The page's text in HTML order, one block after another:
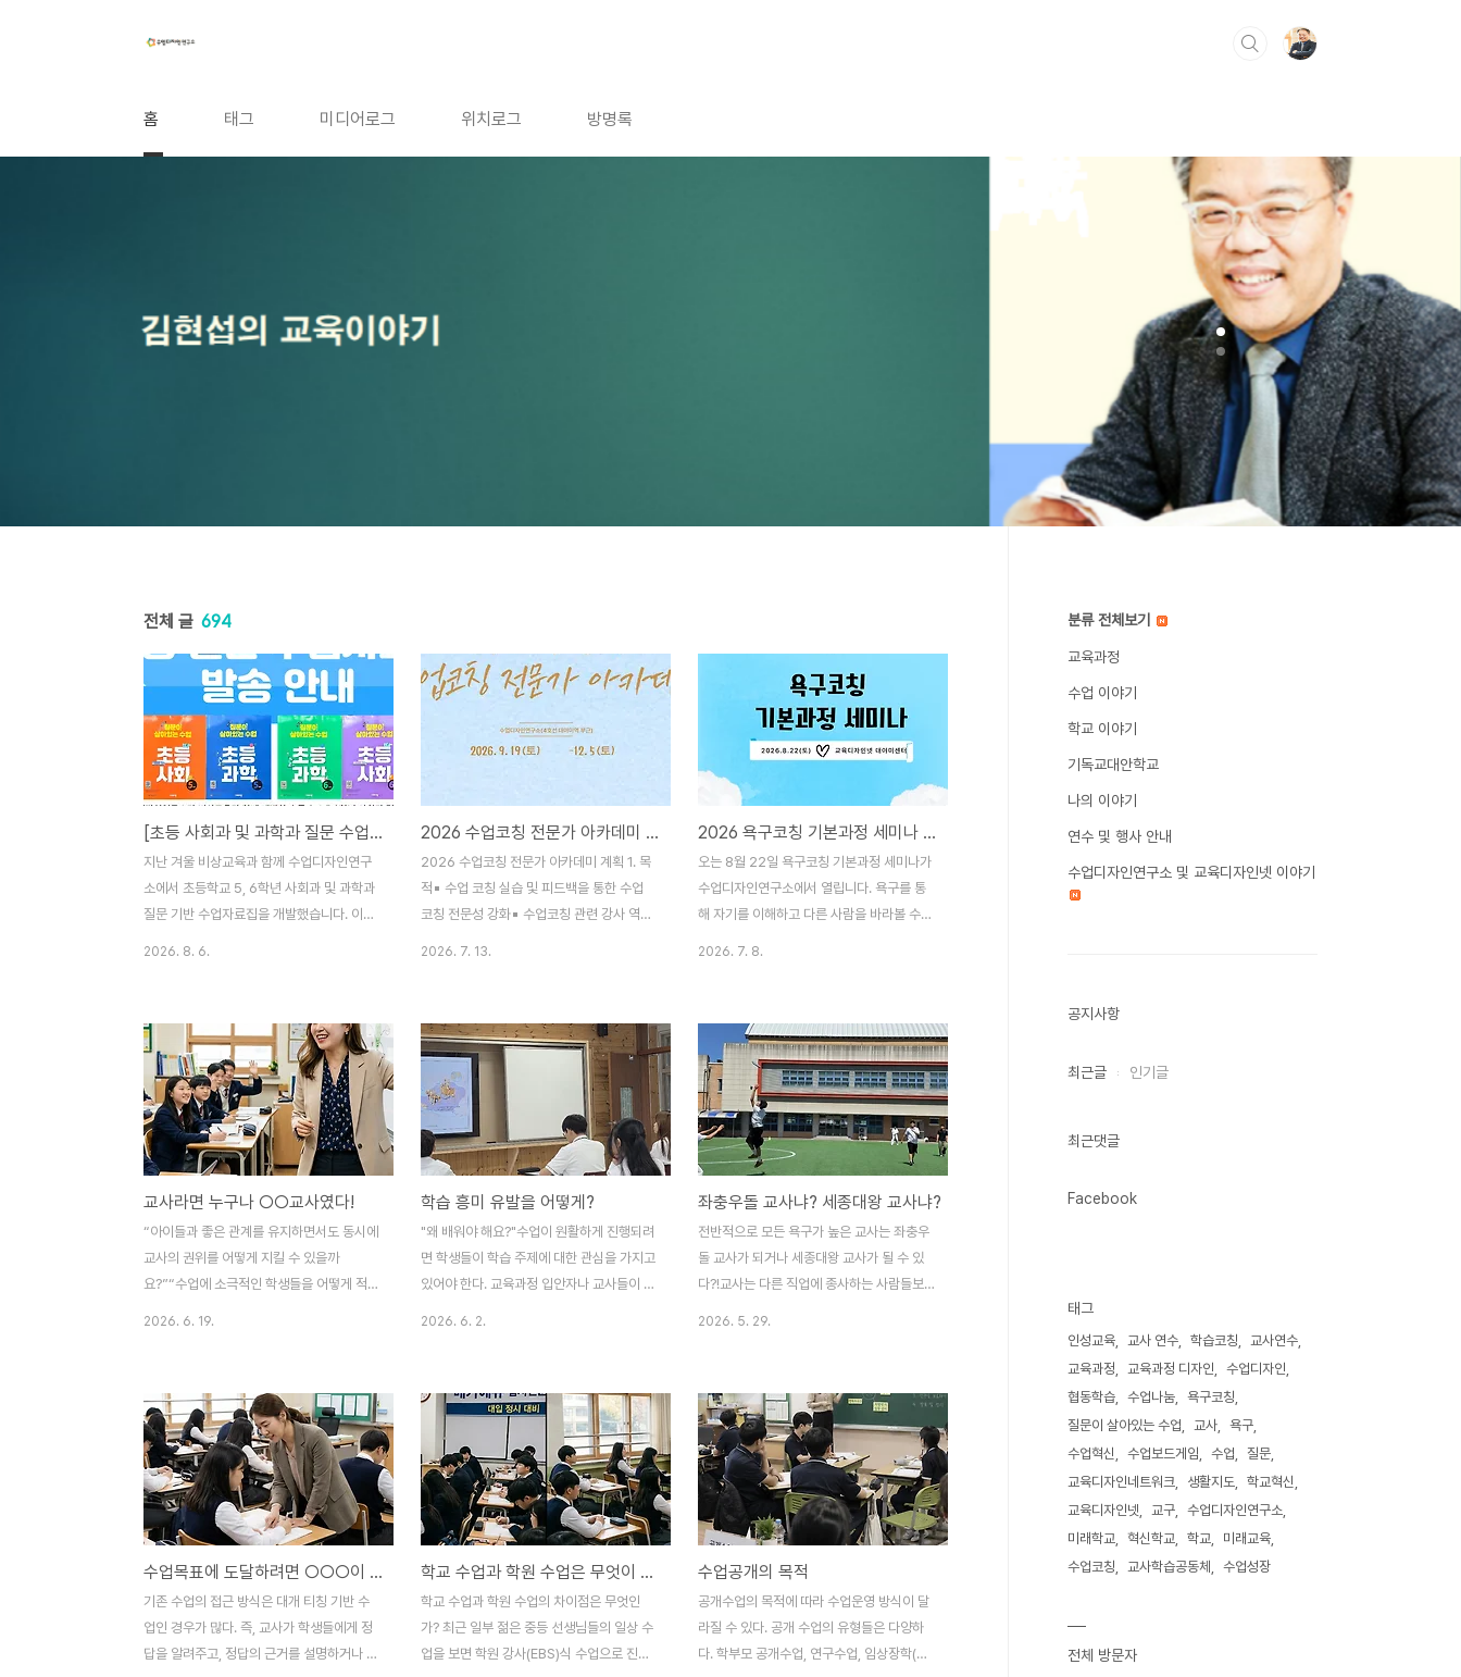
홈 태그 미디어로그 위치로그 방명록
전체 글 694
[초등 사회과 및 과학과 질문 수업자료집 출간 기념 발송 이벤트]
지난 겨울 비상교육과 함께 수업디자인연구
소에서 초등학교 5, 6학년 사회과 및 과학과
질문 기반 수업자료집을 개발했습니다. 이를
료집은 비매품으로 무료이지만, 택배비는 미
리 선입금하셔야 합니다. 자료 pdf 파일은 비
상교육 비바샘 홈피에서 다운받아 활용하실
수 있습니다. ​◾ 기간 : 2026년 9월 31일까
지◾ 택배비 : 2권 이하 5천원, 3권 이상 6천
원(자료집 무료)◾ 전화 문의 : 031-502-
1359 변미정 실장님◾ 계좌번호 : 농협 351-
0912-2400-63 김성경(수업디자인연구
소)◾신청 링크 : https://fo..
2026. 8. 6.
2026 수업코칭 전문가 아카데미 개최 안내
2026 수업코칭 전문가 아카데미 계획 1. 목
적▪ 수업 코칭 실습 및 피드백을 통한 수업
코칭 전문성 강화▪ 수업코칭 관련 강사 역량
상▪ 수업코치 양성 및 수업디자이너 기본과
정 아카데미 수료한 사람 ▪ 2급 수업코치 자
격증 소지자 5. 참가비▪ 40만원 (식사비 포
함)▪ 수업디자인연구소 정회원(월 1만원)의
경우, 25만원(동시에 연구소 정회원 신규 가
입하는 경우도 할인 가능함) 6. 진행 방식▪
수업코칭 및 수업 디자인 활동 실습▪ 수업코
칭 관련 강사 교육 활동 7. 참가 신청 및 문의
▪ 참가..
2026. 7. 13.
2026 욕구코칭 기본과정 세미나 개최 안내(8/22)
오는 8월 22일 욕구코칭 기본과정 세미나가
수업디자인연구소에서 열립니다. 욕구를 통
해 자기를 이해하고 다른 사람을 바라볼 수
usp=header 2026 욕구코칭 기초과정 세
미나 참가신청서욕구코칭연구소 및 수업디자
인연구소 공동 주관 욕구 코칭 세미나 신청서
-일시 및 장소 : 2026. 8.22(토) 교육디자인
네트워크 대야미센터(4호선 대야미역 부근)
-등록비 : 15만원(교사 10만원, 대안
docs.google.com
2026. 7. 8.
교사라면 누구나 ○○교사였다!
“아이들과 좋은 관계를 유지하면서도 동시에
교사의 권위를 어떻게 지킬 수 있을까
요?”“수업에 소극적인 학생들을 어떻게 적극
할까요? 사실 학부모님들을 만나는 것 자체
가 부담스러워요.”“교사로서 가지고 있는 여
러 가지 고민들을 또래 교사들과 나눌 기회가
거의 없어요.” 신규 교사들의 고민신규 교사
의 고민들을 유형별로 정리해보면 수업 기술
문제, 학생들의 생활교육 문제, 학부모 상담
문제, 교직 생활 적응 문제 등으로 구분할 수
있다.먼저 신규 교사들의 수업 특성을 살펴보
면, 구조화된 수업으로 운영하고, 인공지능
및 디지털 도구들을 잘 활용하는 경우..
2026. 6. 19.
학습 흥미 유발을 어떻게?
"왜 배워야 해요?"수업이 원활하게 진행되려
면 학생들이 학습 주제에 대한 관심을 가지고
있어야 한다. 교육과정 입안자나 교사들이 해
도 필요한 것이라고 생각하고 가르친다. 여기
에서 가르침과 배움의 간극이 벌어지는 결정
적인 계기가 된다. 수업을 운영하는데 있어서
학생 흥미 유발의 성공 여부에 따라 학생들의
학습 몰입도가 달라진다.학생 흥미 유발은 재
미없는 것을 재미있는 것처럼 보이는 것을 넘
어 학습주제와 학생의 삶을 연계하여 의미를
찾을 때 가능해진다. 활동 중심 수업을 넘어
흥미 중심 수업으로 가야 한다. 대개 수업에
서 학습 주제에 대한..
2026. 6. 2.
좌충우돌 교사냐? 세종대왕 교사냐?
전반적으로 모든 욕구가 높은 교사는 좌충우
돌 교사가 되거나 세종대왕 교사가 될 수 있
다?!교사는 다른 직업에 종사하는 사람들보
든 구조이기 때문이다. 공부만 잘한다고 해서
교사가 되는 것은 아니다. 욕구코칭 관점에서
욕구 검사지를 실시하여 분석해보면, 교사들
이 전반적으로 욕구가 높은 편이다. 5가지 기
본 욕구가 전반적으로 높은 경우가 많다. 지
금까지 수많은 교사들을 대상으로 기본 욕구
검사를 해보았는데, 기본 욕구 점수가 낮다
하더라도 50점 만점에 20점 후반대이지, 10
점대로 낮게 나오는 경우는 거의 없었다. 5가
지 기본 욕구가 모두..
2026. 5. 29.
수업목표에 도달하려면 ○○○이 필요하다?!
기존 수업의 접근 방식은 대개 티칭 기반 수
업인 경우가 많다. 즉, 교사가 학생들에게 정
답을 알려주고, 정답의 근거를 설명하거나 정
학교 수업과 학원 수업은 무엇이 다른가?
학교 수업과 학원 수업의 차이점은 무엇인
가? 최근 일부 젊은 중등 선생님들의 일상 수
업을 보면 학원 강사(EBS)식 수업으로 진행
수업공개의 목적
공개수업의 목적에 따라 수업운영 방식이 달
라질 수 있다. 공개 수업의 유형들은 다양하
다. 학부모 공개수업, 연구수업, 임상장학(수
분류 전체보기
교육과정
수업 이야기
학교 이야기
기독교대안학교
나의 이야기
연수 및 행사 안내
수업디자인연구소 및 교육디자인넷 이야기
공지사항
최근글 인기글
최근댓글
Facebook
태그
인성교육 교사 연수 학습코칭
교사연수
교육과정
교육과정 디자인
수업디자인
협동학습
수업나눔
욕구코칭
질문이 살아있는 수업
교사
욕구
수업혁신
수업보드게임 수업
질문
교육디자인네트워크
생활지도
학교혁신
교육디자인넷
교구
수업디자인연구소
미래학교
혁신학교 학교
미래교육
수업코칭
교사학습공동체 수업성장
전체 방문자